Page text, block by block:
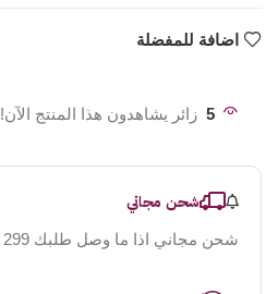
اضافة للمفضلة
5 زائر يشاهدون هذا المنتج الآن!
شحن مجاني
شحن مجاني اذا ما وصل طلبك 299 ريال و اكثر